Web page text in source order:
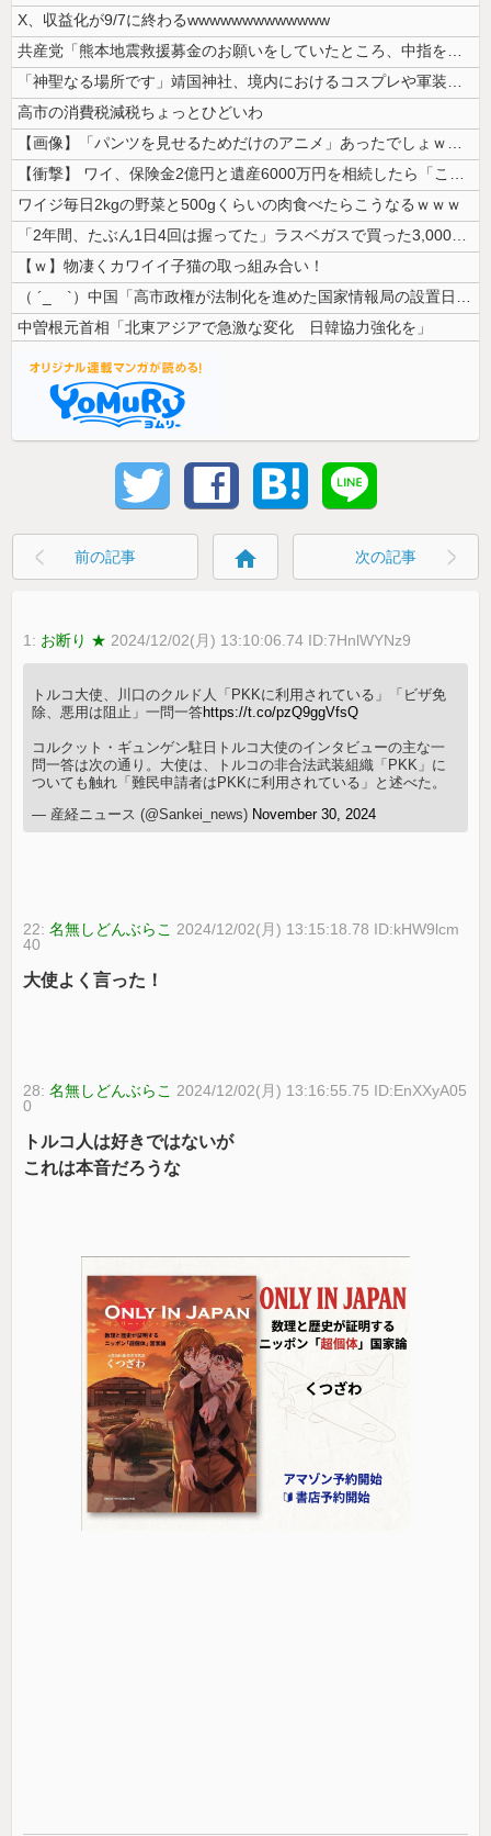
X、収益化が9/7に終わるwwwwwwwwwwwww
共産党「熊本地震救援募金のお願いをしていたところ、中指を立てられました...
「神聖なる場所です」靖国神社、境内におけるコスプレや軍装の禁止を発表
高市の消費税減税ちょっとひどいわ
【画像】「パンツを見せるためだけのアニメ」あったでしょｗｗｗｗｗ
【衝撃】 ワイ、保険金2億円と遺産6000万円を相続したら「こう」なっ...
ワイジ毎日2kgの野菜と500gくらいの肉食べたらこうなるｗｗｗ
「2年間、たぶん1日4回は握ってた」ラスベガスで買った3,000円のキ...
【ｗ】物凄くカワイイ子猫の取っ組み合い！
（ ´_ゝ`）中国「高市政権が法制化を進めた国家情報局の設置日が7月3...
中曽根元首相「北東アジアで急激な変化 日韓協力強化を」
前の記事 home 次の記事
1: お断り ★ 2024/12/02(月) 13:10:06.74 ID:7HnlWYNz9
トルコ大使、川口のクルド人「PKKに利用されている」「ビザ免
除、悪用は阻止」一問一答https://t.co/pzQ9ggVfsQ
コルクット・ギュンゲン駐日トルコ大使のインタビューの主な一
問一答は次の通り。大使は、トルコの非合法武装組織「PKK」に
ついても触れ「難民申請者はPKKに利用されている」と述べた。
— 産経ニュース (@Sankei_news) November 30, 2024
22:名無しどんぶらこ 2024/12/02(月) 13:15:18.78 ID:kHW9lcm
40
大使よく言った！
28:名無しどんぶらこ 2024/12/02(月) 13:16:55.75 ID:EnXXyA05
0
トルコ人は好きではないが
これは本音だろうな